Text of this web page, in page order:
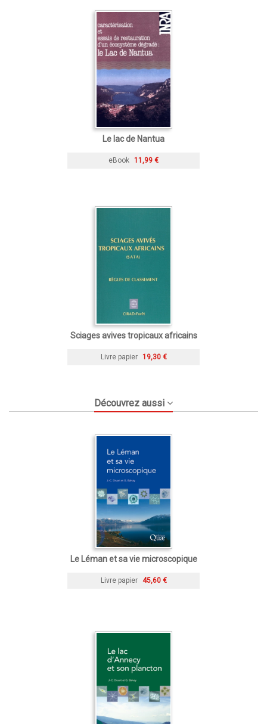
Le lac de Nantua
eBook 11,99 €
Sciages avives tropicaux africains
Livre papier 19,30 €
Découvrez aussi
Le Léman et sa vie microscopique
Livre papier 45,60 €